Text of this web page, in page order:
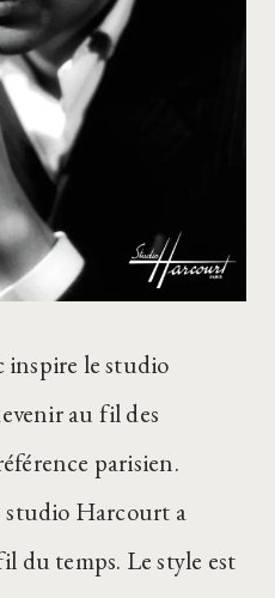
inspire le studio
au fil des
parisien.
Harcourt a
du temps. Le style est